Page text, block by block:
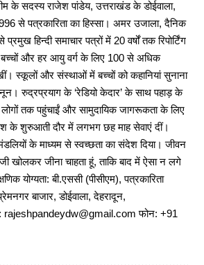
के सदस्य राजेश पांडेय, उत्तराखंड के डोईवाला,
से पत्रकारिता का हिस्सा। अमर उजाला, दैनिक
हिन्दी समाचार पत्रों में 20 वर्षों तक रिपोर्टिंग
और हर आयु वर्ग के लिए 100 से अधिक
स्कूलों और संस्थाओं में बच्चों को कहानियां सुनाना
रुद्रप्रयाग के ‘रेडियो केदार’ के साथ पहाड़ के
लोगों तक पहुंचाईं और सामुदायिक जागरूकता के लिए
के शुरुआती दौर में लगभग छह माह सेवाएं दीं।
के माध्यम से स्वच्छता का संदेश दिया। जीवन
खोलकर जीना चाहता हूं, ताकि बाद में ऐसा न लगे
योग्यता: बी.एससी (पीसीएम), पत्रकारिता
बाजार, डोईवाला, देहरादून,
rajeshpandeydw@gmail.com फोन: +91